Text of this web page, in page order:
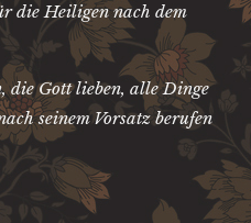
die Heiligen nach dem
die Gott lieben, alle Dinge
seinem Vorsatz berufen